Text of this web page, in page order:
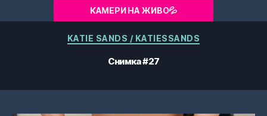
КАМЕРИ НА ЖИВО💦
Категории
KATIE SANDS / KATIESSANDS
Снимка #27